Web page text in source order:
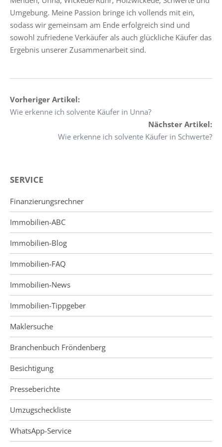
Umgebung. Meine Passion bringe ich vollends mit ein,
sodass wir gemeinsam am Ende erfolgreich sind und
sowohl zufriedene Verkäufer als auch glückliche Käufer das
Ergebnis unserer Zusammenarbeit sind.
Vorheriger Artikel:
Wie erkenne ich solvente Käufer in Unna?
Nächster Artikel:
Wie erkenne ich solvente Käufer in Schwerte?
SERVICE
Finanzierungsrechner
Immobilien-ABC
Immobilien-Blog
Immobilien-FAQ
Immobilien-News
Immobilien-Tippgeber
Maklersuche
Branchenbuch Fröndenberg
Besichtigung
Presseberichte
Umzugscheckliste
WhatsApp-Service